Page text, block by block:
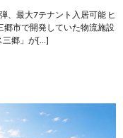
、最大7テナント入居可能 ヒ
郷市で開発していた物流施設
三郷」が[…]